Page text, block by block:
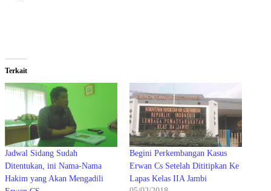
Terkait
Jadwal Sidang Sudah
Ditentukan, ini Nama-Nama
Hakim yang Akan Mengadili
Begini Perkembangan Kasus
Erwan Cs Setelah Dititipkan Ke
Lapas Kelas IIA Jambi